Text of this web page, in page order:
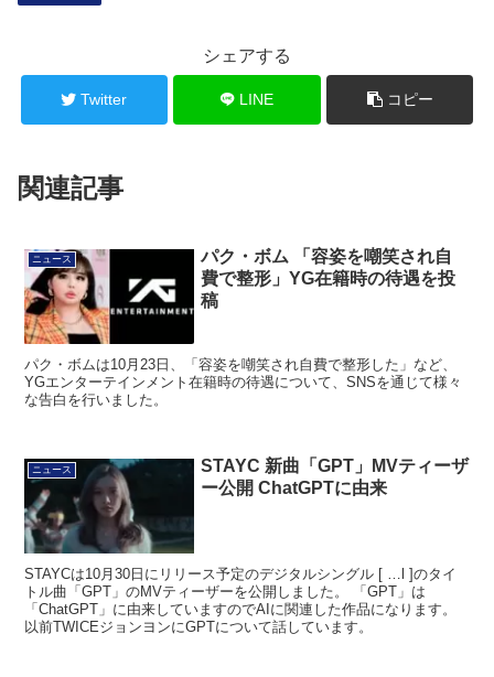
シェアする
Twitter LINE コピー
関連記事
ニュース
パク・ボム 「容姿を嘲笑され自
費で整形」YG在籍時の待遇を投
稿
パク・ボムは10月23日、「容姿を嘲笑され自費で整形した」など、
YGエンターテインメント在籍時の待遇について、SNSを通じて様々
な告白を行いました。
ニュース
STAYC 新曲「GPT」MVティーザ
ー公開 ChatGPTに由来
STAYCは10月30日にリリース予定のデジタルシングル [ …l ]のタイ
トル曲「GPT」のMVティーザーを公開しました。 「GPT」は
「ChatGPT」に由来していますのでAIに関連した作品になります。
以前TWICEジョンヨンにGPTについて話しています。